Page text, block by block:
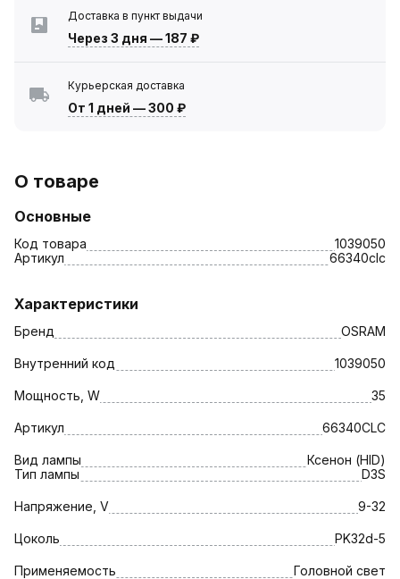
Доставка в пункт выдачи
Через 3 дня —187 ₽
Курьерская доставка
От 1 дней —300 ₽
О товаре
Основные
Код товара
1039050
Артикул
66340clc
Характеристики
Бренд OSRAM
Внутренний код 1039050
Мощность, W 35
Артикул 66340CLC
Вид лампы
Ксенон (HID)
Тип лампы
D3S
Напряжение, V 9-32
Цоколь PK32d-5
Применяемость Головной свет